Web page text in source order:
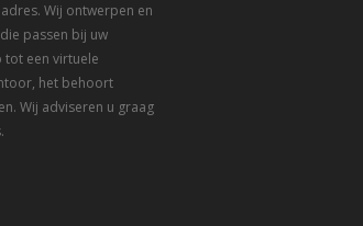
Wij ontwerpen en
passen bij uw
tot een virtuele
het behoort
Wij adviseren u graag